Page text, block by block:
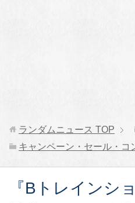
ランダムニュース TOP
キャンペーン・セール・コ
『Bトレインシ